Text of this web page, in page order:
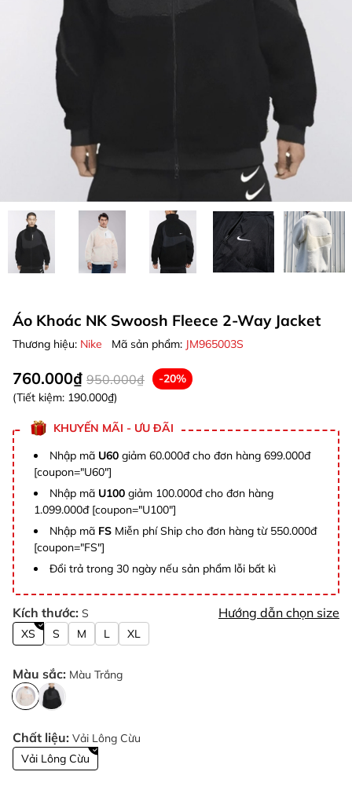
Áo Khoác NK Swoosh Fleece 2-Way Jacket
Thương hiệu: Nike Mã sản phẩm: JM965003S
760.000₫ 950.000₫
-20%
(Tiết kiệm: 190.000₫)
KHUYẾN MÃI - ƯU ĐÃI
Nhập mã U60 giảm 60.000đ cho đơn hàng 699.000đ
[coupon="U60"]
Nhập mã U100 giảm 100.000đ cho đơn hàng
1.099.000đ [coupon="U100"]
Nhập mã FS Miễn phí Ship cho đơn hàng từ 550.000đ
[coupon="FS"]
Đổi trả trong 30 ngày nếu sản phẩm lỗi bất kì
Kích thước: S Hướng dẫn chọn size
XS S M L XL
Màu sắc: Màu Trắng
Chất liệu: Vải Lông Cừu
Vải Lông Cừu